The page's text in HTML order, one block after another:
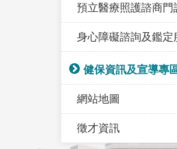
預立醫療照護諮商門
身心障礙諮詢及鑑定
健保資訊及宣導專
網站地圖
徵才資訊